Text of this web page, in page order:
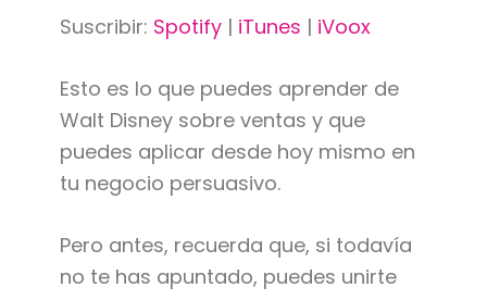
Suscribir: Spotify| iTunes | iVoox
Esto es lo que puedes aprender de
Walt Disney sobre ventas y que
puedes aplicar desde hoy mismo en
tu negocio persuasivo.
Pero antes, recuerda que, si todavía
no te has apuntado, puedes unirte